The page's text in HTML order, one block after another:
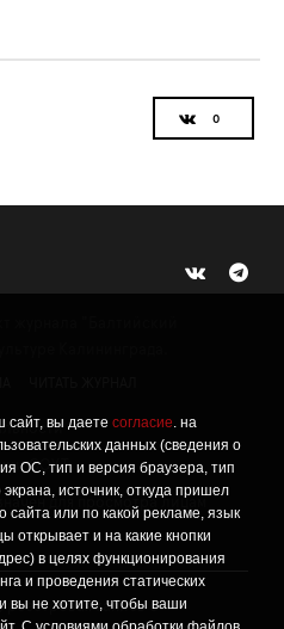
сайт, вы даете согласие. на
данных (сведения о
ОС, тип и версия браузера, тип
источник, откуда пришел
сайта или по какой рекламе, язык
открывает и на какие кнопки
в целях функционирования
и проведения статических
вы не хотите, чтобы ваши
СОУТ
для просмотра лицам
реестровая запись о